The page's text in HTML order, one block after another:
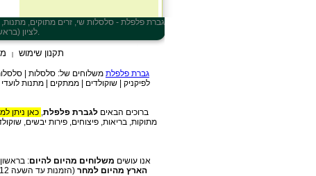
גברת פלפלת - סלסלות שי, זרים מתוקים, מתנות,
לציון, ברחובות, בפתח תקווה, בהרצליה ובכל ישראל.
תקנון שימוש
גברת פלפלת משלוחים של: סלסלות |
לפיקניק | שוקולדים | ממתקים | מתנות
ברוכים הבאים לגברת פלפלת, כאן ניתן
מתוקות, בריאות, פיצוחים, פירות יבשים,
אנו עושים משלוחים מהיום להיום:
הארץ מהיום למחר